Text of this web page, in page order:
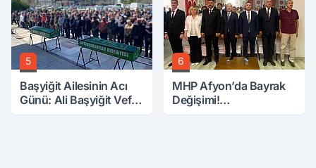
5
Başyiğit Ailesinin Acı
Günü: Ali Başyiğit Vefat
6
MHP Afyon’da Bayrak
Değişimi!